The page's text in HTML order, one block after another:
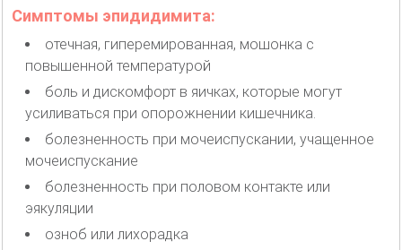
Симптомы эпидидимита:
отечная, гиперемированная, мошонка с
повышенной температурой
боль и дискомфорт в яичках, которые могут
усиливаться при опорожнении кишечника.
болезненность при мочеиспускании, учащенное
мочеиспускание
болезненность при половом контакте или
эякуляции
озноб или лихорадка